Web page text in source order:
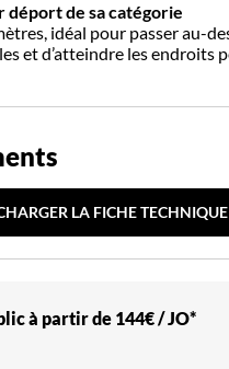
déport de sa catégorie
idéal pour passer au-
et d’atteindre les endroits
LA FICHE TECHNIQUE
à partir de 144€ / JO*